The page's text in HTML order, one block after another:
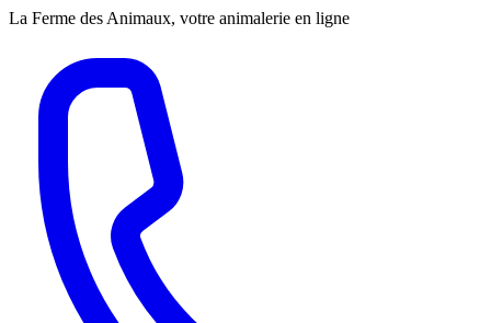
La Ferme des Animaux, votre animalerie en ligne